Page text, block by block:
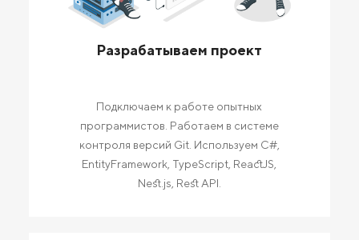
Разрабатываем проект
Подключаем к работе опытных
программистов. Работаем в системе
контроля версий Git. Используем C#,
EntityFramework, TypeScript, ReactJS,
Nest.js, Rest API.